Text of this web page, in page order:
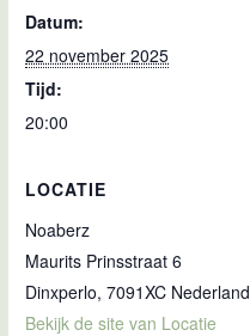
Datum:
22 november 2025
Tijd:
20:00
LOCATIE
Noaberz
Maurits Prinsstraat 6
Dinxperlo, 7091XC Nederland
Bekijk de site van Locatie